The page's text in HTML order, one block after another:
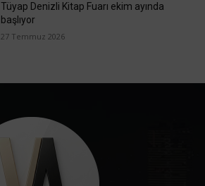
Tüyap Denizli Kitap Fuarı ekim ayında
başlıyor
27 Temmuz 2026